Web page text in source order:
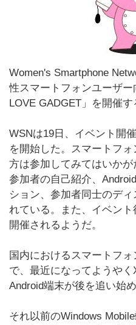
Women's Smartphone
性スマートフォンユーザ
LOVE GADGET」を開催す
WSNは19日、イベント開
を開始した。スマートフ
方は参加してみてはいか
参加者の自己紹介、
ション、参加者同士のデ
れている。また、イベン
開催されるようだ。
国内におけるスマートフ
で、最近になってようや
Android端末が後を追い始
それ以前のWindows